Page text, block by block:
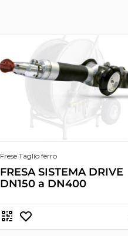
Frese Taglio ferro
FRESA SISTEMA DRIVE
DN150 a DN400